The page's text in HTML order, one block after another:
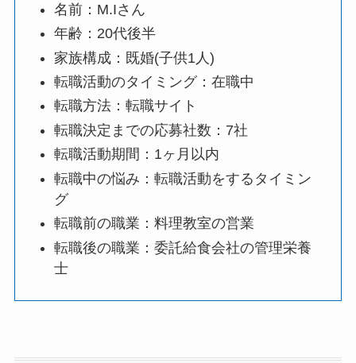
名前：M.Iさん
年齢：20代後半
家族構成：既婚(子供1人)
転職活動のタイミング：在職中
転職方法：転職サイト
転職決定までの応募社数：7社
転職活動期間：1ヶ月以内
転職中の悩み：転職活動をするタイミン
グ
転職前の職業：料理教室の営業
転職後の職業：委託給食会社の管理栄養
士